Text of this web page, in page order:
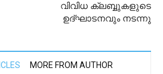
വിവിധ ക്ലബ്ബുകളുടെ
ഉദ്ഘാടനവും നടന്നു
MORE FROM AUTHOR